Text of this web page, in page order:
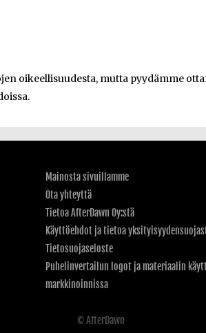
oikeellisuudesta, mutta pyydämme
Mainosta sivuillamme
Ota yhteyttä
Tietoa AfterDawn Oy:stä
Käyttöehdot ja tietoa
Tietosuojaseloste
Puhelinvertailun logot ja materiaalin
markkinoinnissa
© AfterDawn